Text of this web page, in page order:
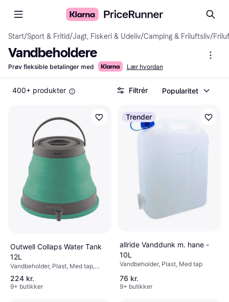
Start/Sport & Fritid/Jagt, Fiskeri & Udeliv/Camping & Friluftsliv/
Vandbeholdere
Prøv fleksible betalinger med Lær hvordan
400+ produkter Filtrér Popularitet
Outwell Collaps Water Tank
12L
Vandbeholder, Plast, Med tap,
Sammenklappelig
224 kr.
9+ butikker
Trender
allride Vanddunk m. hane -
10L
Vandbeholder, Plast, Med tap
76 kr.
9+ butikker